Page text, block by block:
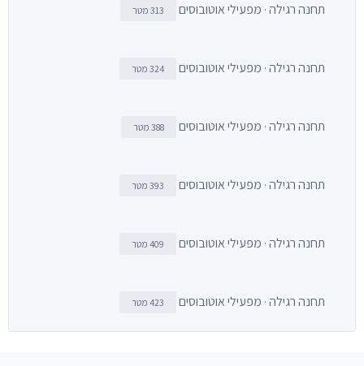
תחנה רגילה · מפעילי אוטובוסים 313 מטר
תחנה רגילה · מפעילי אוטובוסים 324 מטר
תחנה רגילה · מפעילי אוטובוסים 388 מטר
תחנה רגילה · מפעילי אוטובוסים 393 מטר
תחנה רגילה · מפעילי אוטובוסים 409 מטר
תחנה רגילה · מפעילי אוטובוסים 423 מטר